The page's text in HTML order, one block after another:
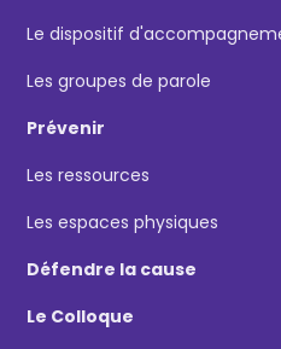
Le dispositif
Les groupes de parole
Prévenir
Les ressources
Les espaces physiques
Défendre la cause
Le Colloque